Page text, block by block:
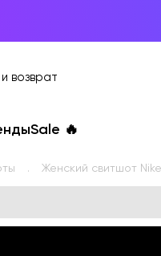
возврат
Sale 🔥
Женский свитшот